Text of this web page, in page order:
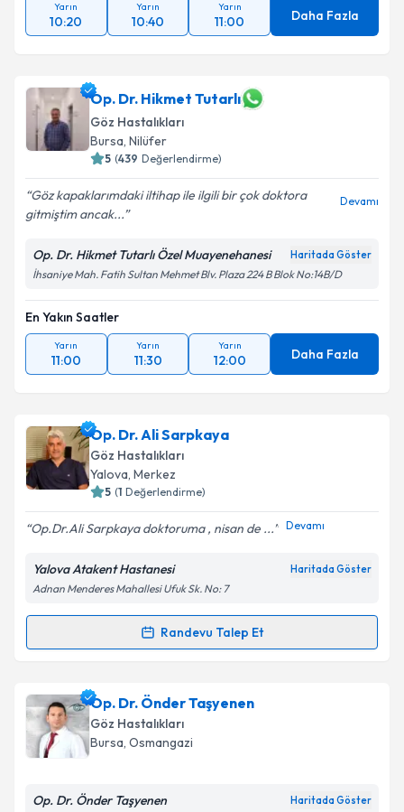
Yarın
10:20
Yarın
10:40
Yarın
11:00 Daha Fazla
Op. Dr. Hikmet Tutarlı
Göz Hastalıkları
Bursa, Nilüfer
5 (439 Değerlendirme)
Göz kapaklarımdaki iltihap ile ilgili bir çok doktora
gitmiştim ancak...
Devamı
Op. Dr. Hikmet Tutarlı Özel Muayenehanesi Haritada Göster
İhsaniye Mah. Fatih Sultan Mehmet Blv. Plaza 224 B Blok No:14B/D
En Yakın Saatler
Yarın
11:00
Yarın
11:30
Yarın
12:00 Daha Fazla
Op. Dr. Ali Sarpkaya
Göz Hastalıkları
Yalova, Merkez
5 (1 Değerlendirme)
Op.Dr.Ali Sarpkaya doktoruma , nisan de ... Devamı
Yalova Atakent Hastanesi Haritada Göster
Adnan Menderes Mahallesi Ufuk Sk. No: 7
Randevu Talep Et
Randevu Takvimi Talebi
Op. Dr. Ali Sarpkayaiçin randevu takvimi talebi
oluşturun. Size bu uzmandan randevu almanız için bir
takvim hazırlandığında e-posta ile bilgilendireceğiz.
Op. Dr. Önder Taşyenen
Göz Hastalıkları
Bursa, Osmangazi
Op. Dr. Önder Taşyenen Haritada Göster